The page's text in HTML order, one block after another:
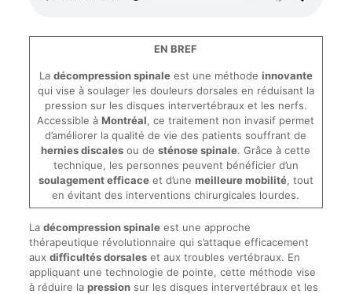
EN BREF
La décompression spinaleest une méthode innovante
qui vise à soulager les douleurs dorsales en réduisant la
pression sur les disques intervertébraux et les nerfs.
Accessible àMontréal, ce traitement non invasif permet
d’améliorer la qualité de vie des patients souffrant de
hernies discales ou desténose spinale. Grâce à cette
technique, les personnes peuvent bénéficier d’un
soulagement efficaceet d’une meilleure mobilité, tout
en évitant des interventions chirurgicales lourdes.
La décompression spinaleest une approche
thérapeutique révolutionnaire qui s’attaque efficacement
aux difficultés dorsaleset aux troubles vertébraux. En
appliquant une technologie de pointe, cette méthode vise
à réduire la pressionsur les disques intervertébraux et les